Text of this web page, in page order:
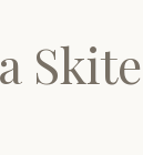
Skite